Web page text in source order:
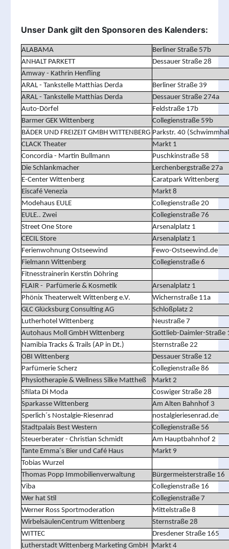
Unser Dank gilt den Sponsoren des Kalenders:
ALABAMA
Berliner Straße 57b
ANHALT PARKETT
Dessauer Straße 28
Amway - Kathrin Henfling
ARAL - Tankstelle Matthias Derda
Berliner Straße 39
ARAL - Tankstelle Matthias Derda
Dessauer Straße 274a
Auto-Dörfel
Feldstraße 17b
Barmer GEK Wittenberg
Collegienstraße 59b
BÄDER UND FREIZEIT GMBH WITTENBERG Parkstr. 40
CLACK Theater
Markt 1
Concordia - Martin Bullmann
Puschkinstraße 58
Die Schlankmacher
Lerchenbergstraße 27a
E-Center Wittenberg
Caratpark Wittenberg
Eiscafé Venezia
Markt 8
Modehaus EULE
Collegienstraße 20
EULE.. Zwei
Collegienstraße 76
Street One Store
Arsenalplatz 1
CECIL Store
Arsenalplatz 1
Ferienwohnung Ostseewind
Fewo-Ostseewind.de
Fielmann Wittenberg
Collegienstraße 6
Fitnesstrainerin Kerstin Döhring
FLAIR - Parfümerie & Kosmetik
Arsenalplatz 1
Phönix Theaterwelt Wittenberg e.V.
Wichernstraße 11a
GLC Glücksburg Consulting AG
Schloßplatz 2
Lutherhotel Wittenberg
Neustraße 7
Autohaus Moll GmbH Wittenberg
Gottlieb-Daimler-Straße
Namibia Tracks & Trails (AP in Dt.)
Sternstraße 22
OBI Wittenberg
Dessauer Straße 12
Parfümerie Scherz
Collegienstraße 86
Physiotherapie & Wellness Silke Mattheß
Markt 2
Sfilata Di Moda
Coswiger Straße 28
Sparkasse Wittenberg
Am Alten Bahnhof 3
Sperlich´s Nostalgie-Riesenrad
nostalgieriesenrad.de
Stadtpalais Best Western
Collegienstraße 56
Steuerberater - Christian Schmidt
Am Hauptbahnhof 2
Tante Emma´s Bier und Café Haus
Markt 9
Tobias Wurzel
Thomas Popp Immobilienverwaltung
Bürgermeisterstraße 16
Viba
Collegienstraße 16
Wer hat Stil
Collegienstraße 7
Werner Ross Sportmoderation
Mittelstraße 8
WirbelsäulenCentrum Wittenberg
Sternstraße 28
WITTEC
Dresdener Straße 165
Lutherstadt Wittenberg Marketing GmbH
Markt 4